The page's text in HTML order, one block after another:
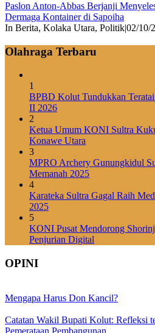
Paslon Anton-Abbas Berjanji
Dermaga Kontainer di Sapoiha
In Berita, Kolaka Utara, Politik|02/10/
Olahraga Terbaru
1
BPBD Kolut Tundukkan
II 2026
2
Ketua Umum KONI Sultra
Konawe Utara
3
MPRO Archery Gunungkidul
Memanah 2025
4
Karateka Sultra Gagal Raih
2025
5
KONI Pusat Mendorong
Penjurian Digital
OPINI
Mengapa Harus Don Kancil?
Catatan Wakil Bupati Kolut: Refleksi
Pemerataan Pembangunan